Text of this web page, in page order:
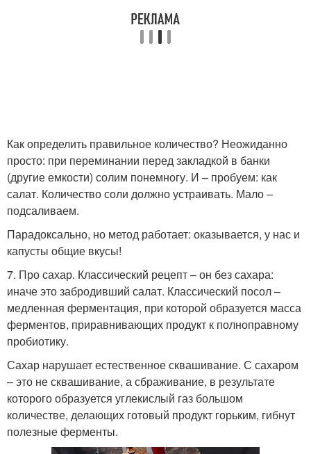
Как определить правильное количество? Неожиданно
просто: при переминании перед закладкой в банки
(другие емкости) солим понемногу. И – пробуем: как
салат. Количество соли должно устраивать. Мало –
подсаливаем.
Парадоксально, но метод работает: оказывается, у нас и
капусты общие вкусы!
7. Про сахар. Классический рецепт – он без сахара:
иначе это забродивший салат. Классический посол –
медленная ферментация, при которой образуется масса
ферментов, приравнивающих продукт к полноправному
пробиотику.
Сахар нарушает естественное сквашивание. С сахаром
– это не сквашивание, а сбраживание, в результате
которого образуется углекислый газ большом
количестве, делающих готовый продукт горьким, гибнут
полезные ферменты.